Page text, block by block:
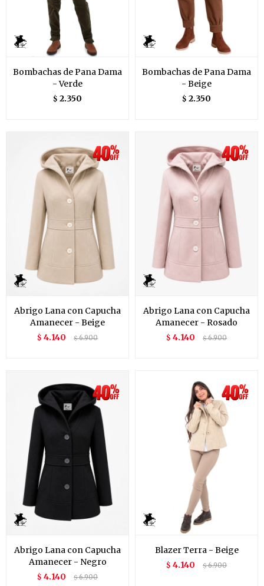
Bombachas de Pana Dama
- Verde
$ 2.350
Bombachas de Pana Dama
- Beige
$ 2.350
Abrigo Lana con Capucha
Amanecer - Beige
$ 4.140 $6.900
Abrigo Lana con Capucha
Amanecer - Rosado
$ 4.140 $6.900
Abrigo Lana con Capucha
Amanecer - Negro
$ 4.140 $6.900
Blazer Terra - Beige
$ 4.140 $6.900